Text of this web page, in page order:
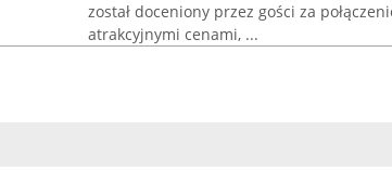
został doceniony przez gości za
atrakcyjnymi cenami, ...